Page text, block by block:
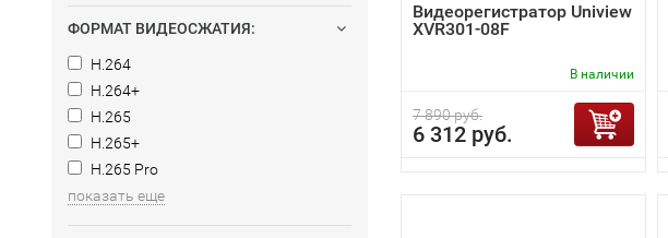
ФОРМАТ ВИДЕОСЖАТИЯ:
H.264
H.264+
H.265
H.265+
H.265 Pro
показать еще
Видеорегистратор Uniview
XVR301-08F
В наличии
7 890 руб.
6 312 руб.